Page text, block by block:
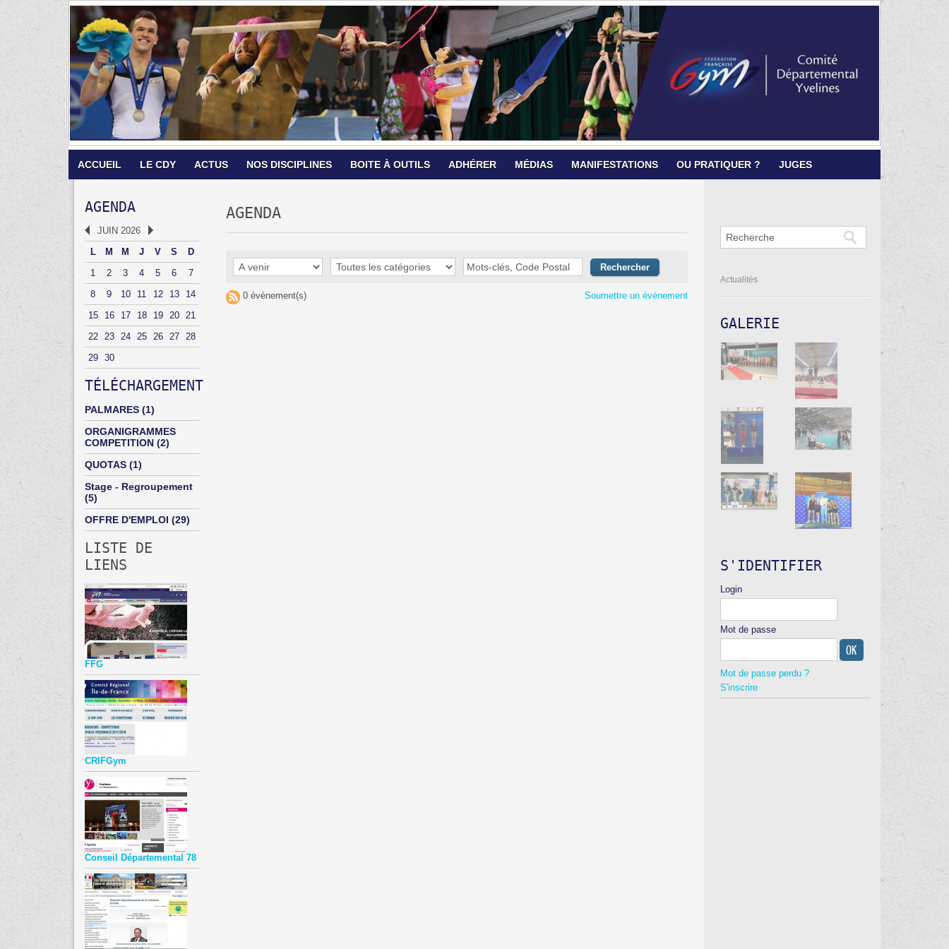
ACCUEIL LE CDY ACTUS NOS DISCIPLINES BOITE À OUTILS ADHÉRER MÉDIAS MANIFESTATIONS OU PRATIQUER ? JUGES
AGENDA
JUIN 2026
L
M M J V S
D
1
2 3 4 5 6
7
8
9 10 11 12 13
14
15
16 17 18 19 20
21
22
23 24 25 26 27
28
29
30
TÉLÉCHARGEMENT
PALMARES (1)
ORGANIGRAMMES
COMPETITION (2)
QUOTAS (1)
Stage - Regroupement
(5)
OFFRE D'EMPLOI (29)
LISTE DE
LIENS
FFG
CRIFGym
Conseil Départemental 78
AGENDA
0 évènement(s) Soumettre un événement
Actualités
GALERIE
S'IDENTIFIER
Login
Mot de passe
Mot de passe perdu ?
S'inscrire